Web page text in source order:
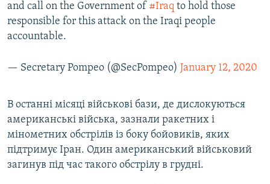
and call on the Government of #Iraq to hold those
responsible for this attack on the Iraqi people
accountable.
— Secretary Pompeo (@SecPompeo) January 12, 2020
В останні місяці військові бази, де дислокуються
американські війська, зазнали ракетних і
мінометних обстрілів із боку бойовиків, яких
підтримує Іран. Один американський військовий
загинув під час такого обстрілу в грудні.